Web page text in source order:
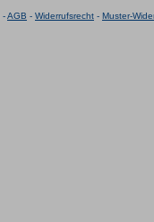
-AGB - Widerrufsrecht - Muster-